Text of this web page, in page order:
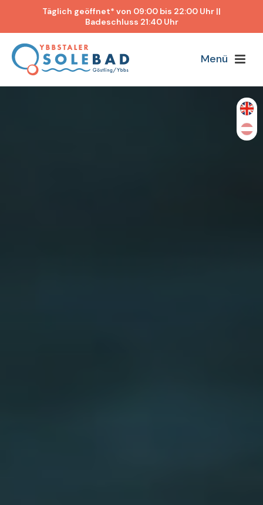
Täglich geöffnet* von 09:00 bis 22:00 Uhr ||
Badeschluss 21:40 Uhr